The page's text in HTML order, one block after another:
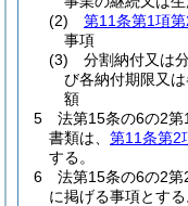
(2)
第11条第1項
事項
(3)
分割納付又は
び各納付期限又
額
5
法第15条の6の2
書類は、 第11条第2
する。
6
法第15条の6の2
に掲げる事項とする